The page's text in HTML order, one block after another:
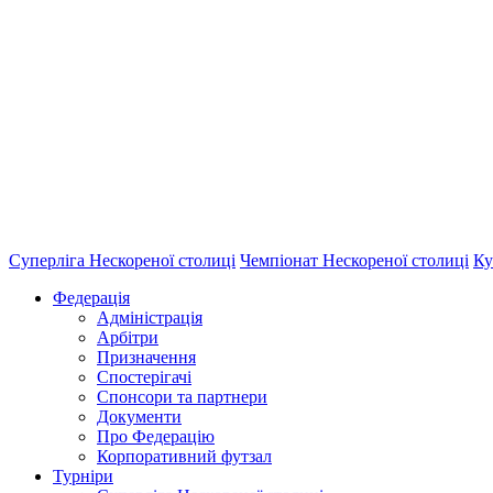
Суперліга Нескореної столиці Чемпіонат Нескореної столиці
Федерація
Адміністрація
Арбітри
Призначення
Спостерігачі
Спонсори та партнери
Документи
Про Федерацію
Корпоративний футзал
Турніри